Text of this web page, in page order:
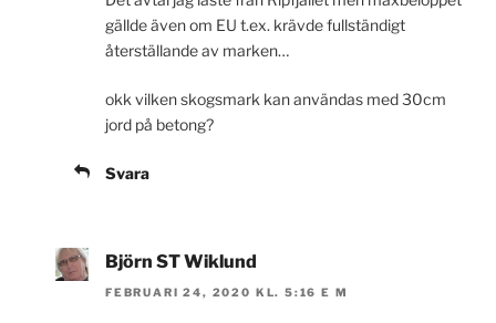
gällde även om EU t.ex. krävde fullständigt
återställande av marken…
okk vilken skogsmark kan användas med 30cm
jord på betong?
Svara
Björn ST Wiklund
FEBRUARI 24, 2020 KL. 5:16 E M